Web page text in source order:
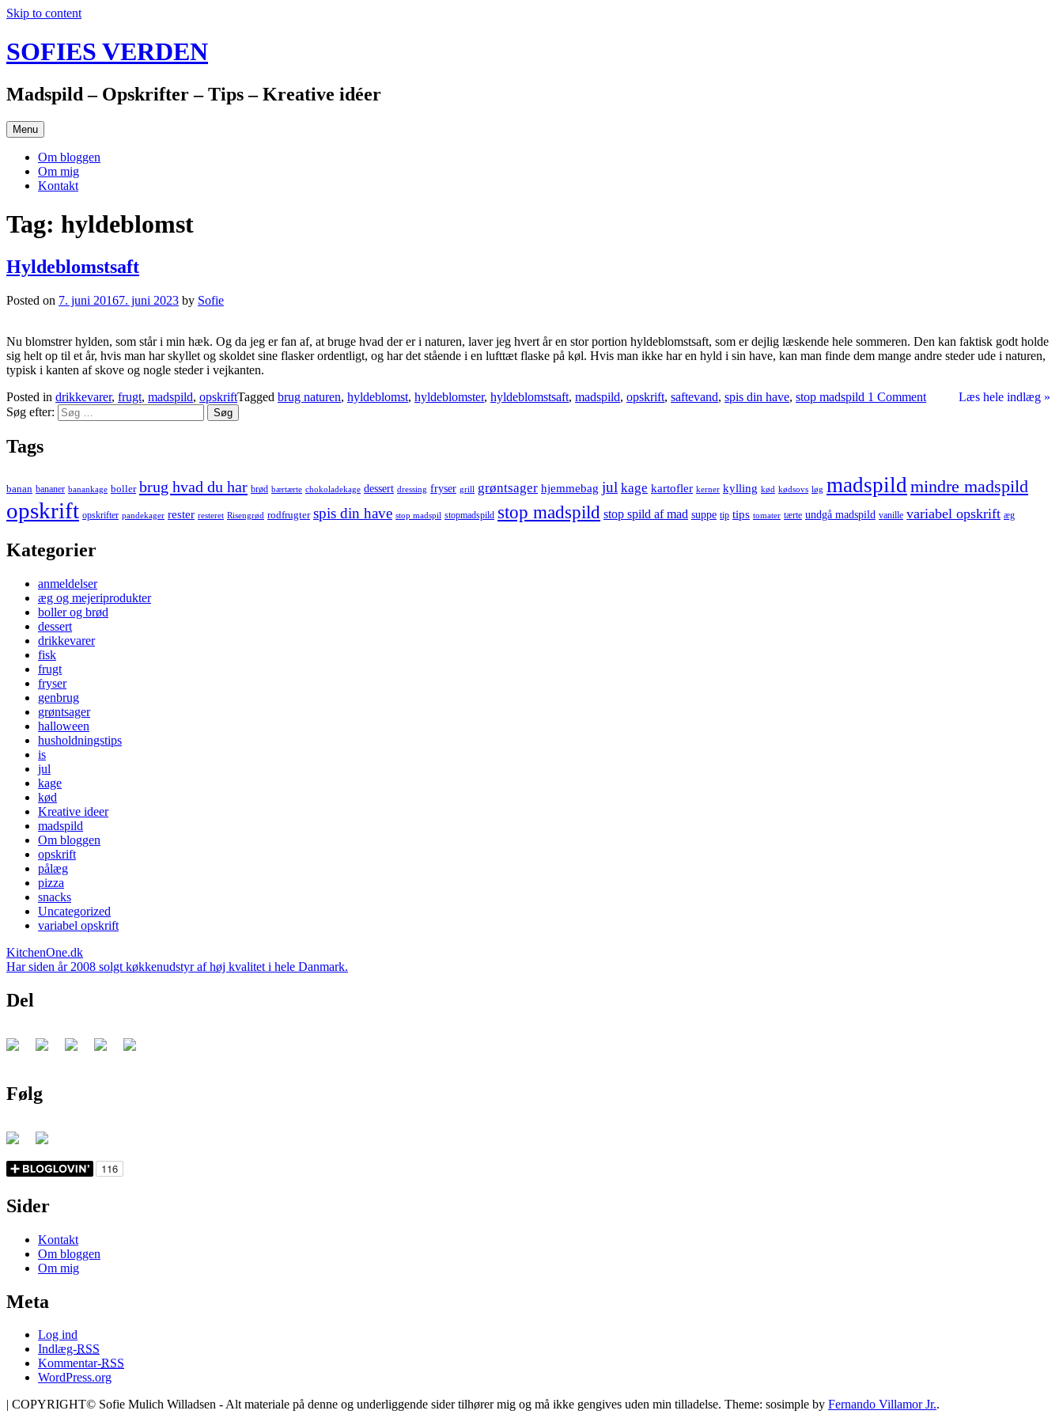
Skip to content
SOFIES VERDEN
Madspild – Opskrifter – Tips – Kreative idéer
Menu
Om bloggen
Om mig
Kontakt
Tag: hyldeblomst
Hyldeblomstsaft
Posted on 7. juni 20167. juni 2023 by Sofie
Nu blomstrer hylden, som står i min hæk. Og da jeg er fan af, at bruge hvad der er i naturen, laver jeg hvert år en stor portion hyldeblomstsaft, som er dejlig læskende hele sommeren. Den kan faktisk godt holde
sig helt op til et år, hvis man har skyllet og skoldet sine flasker ordentligt, og har det stående i en lufttæt flaske på køl. Hvis man ikke har en hyld i sin have, kan man finde dem mange andre steder ude i naturen,
typisk i kanten af skove og nogle steder i vejkanten.
Læs hele indlæg »
Posted in drikkevarer, frugt, madspild, opskriftTagged brug naturen, hyldeblomst, hyldeblomster, hyldeblomstsaft, madspild, opskrift, saftevand, spis din have, stop madspild 1 Comment
Søg efter:
Tags
banan bananer banankage boller brug hvad du har brød bærtærte chokoladekage dessert dressing fryser grill grøntsager hjemmebag jul kage kartofler kerner kylling kød kødsovs løg madspildmindre madspild
opskrift opskrifter pandekager rester resteret Risengrød rodfrugter spis din have stop madspil stopmadspild stop madspild stop spild af mad suppe tip tips tomater tærte undgå madspild vanille variabel opskrift æg
Kategorier
anmeldelser
æg og mejeriprodukter
boller og brød
dessert
drikkevarer
fisk
frugt
fryser
genbrug
grøntsager
halloween
husholdningstips
is
jul
kage
kød
Kreative ideer
madspild
Om bloggen
opskrift
pålæg
pizza
snacks
Uncategorized
variabel opskrift
KitchenOne.dk
Har siden år 2008 solgt køkkenudstyr af høj kvalitet i hele Danmark.
Del
Følg
Sider
Kontakt
Om bloggen
Om mig
Meta
Log ind
Indlæg-RSS
Kommentar-RSS
WordPress.org
| COPYRIGHT© Sofie Mulich Willadsen - Alt materiale på denne og underliggende sider tilhører mig og må ikke gengives uden min tilladelse. Theme: sosimple by Fernando Villamor Jr..